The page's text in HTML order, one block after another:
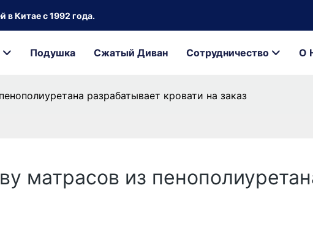
в Китае с 1992 года.
Подушка Сжатый Диван Сотрудничество О
разрабатывает кровати на заказ
матрасов из